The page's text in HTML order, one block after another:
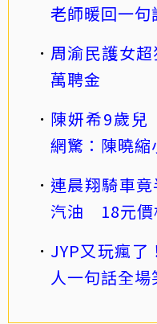
老師暖回一句
周渝民護女
萬聘金
陳妍希9歲
網驚：陳曉縮
連晨翔騎車
汽油 18元價
JYP又玩瘋了
人一句話全場